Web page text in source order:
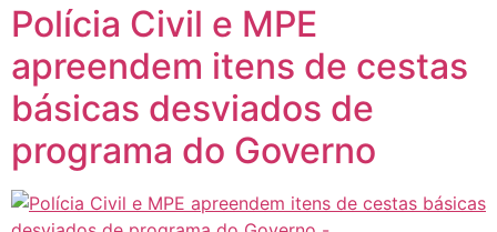
Polícia Civil e MPE
apreendem itens de cestas
básicas desviados de
programa do Governo